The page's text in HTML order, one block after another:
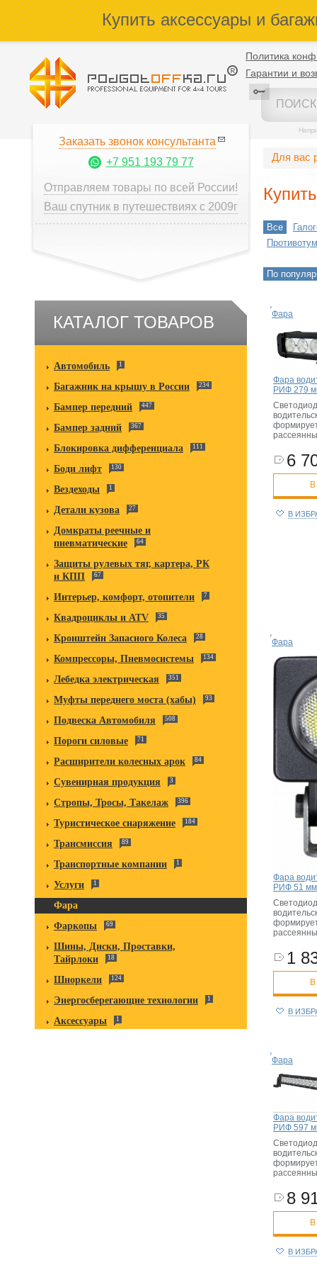
Купить аксессуары и
Политика
Гарантии и
Заказать звонок консультанта
+7 951 193 79 77
Отправляем товары по всей России!
Ваш спутник в путешествиях с 2009г
КАТАЛОГ ТОВАРОВ
Автомобиль 1
Багажник на крышу в России 234
Бампер передний 447
Бампер задний 367
Блокировка дифференциала 111
Боди лифт 130
Вездеходы 1
Детали кузова 27
Домкраты реечные и
пневматические
64
Защиты рулевых тяг, картера, РК
и КПП
67
Интерьер, комфорт, отопители 7
Квадроциклы и ATV 35
Кронштейн Запасного Колеса 28
Компрессоры, Пневмосистемы 134
Лебедка электрическая 351
Муфты переднего моста (хабы) 93
Подвеска Автомобиля 508
Пороги силовые 71
Расширители колесных арок 84
Сувенирная продукция 3
Стропы, Тросы, Такелаж 396
Туристическое снаряжение 184
Трансмиссия 89
Транспортные компании 1
Услуги 1
Фара
Фаркопы
69
Шины, Диски, Проставки,
Тайрлоки
18
Шноркели 124
Энергосберегающие технологии 1
Аксессуары 1
Для вас
Все
По
Фара
Фара
РИФ 279
6
В
Фара
Фара
РИФ 51
1
В
Фара
Фара
РИФ 597
8
В